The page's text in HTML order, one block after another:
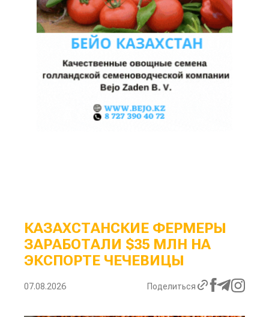
КАЗАХСТАНСКИЕ ФЕРМЕРЫ
ЗАРАБОТАЛИ $35 МЛН НА
ЭКСПОРТЕ ЧЕЧЕВИЦЫ
07.08.2026 Поделиться